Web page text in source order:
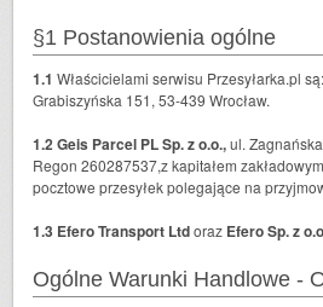
§1 Postanowienia ogólne
1.1 Właścicielami serwisu Przesyłarka.pl
Grabiszyńska 151, 53-439 Wrocław.
1.2 Geis Parcel PL Sp. z o.o.,ul.
Regon 260287537,z kapitałem
pocztowe przesyłek polegające na
1.3 Efero Transport Ltdoraz Efero Sp. z
Ogólne Warunki Handlowe -